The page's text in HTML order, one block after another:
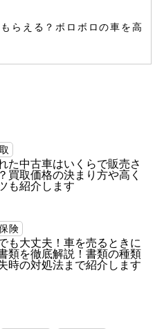
らえる？ボロボロの車を高
た中古車はいくらで販売さ
買取価格の決まり方や高く
も紹介します
険
も大丈夫！車を売るときに
類を徹底解説！書類の種類
時の対処法まで紹介します